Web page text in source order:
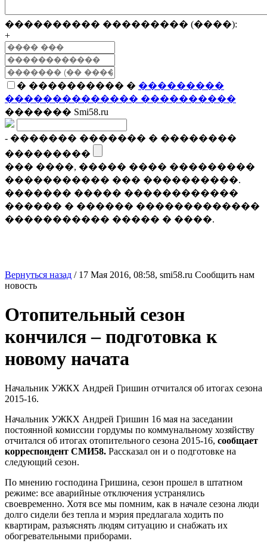
���������� ��������� (����):
+
� ���������� � ���������
�������������� ����������
������� Smi58.ru
- ������� ������� � ��������
���������
��� ����, ����� ���� ���������
����������� ��� ����������.
������� ����� ������������
������ � ������ �������������
����������� ����� � ����.
Вернуться назад / 17 Мая 2016, 08:58, smi58.ru Сообщить нам
новость
Отопительный сезон
кончился – подготовка к
новому начата
Начальник УЖКХ Андрей Гришин отчитался об итогах сезона
2015-16.
Начальник УЖКХ Андрей Гришин 16 мая на заседании
постоянной комиссии гордумы по коммунальному хозяйству
отчитался об итогах отопительного сезона 2015-16, сообщает
корреспондент СМИ58. Рассказал он и о подготовке на
следующий сезон.
По мнению господина Гришина, сезон прошел в штатном
режиме: все аварийные отключения устранялись
своевременно. Хотя все мы помним, как в начале сезона люди
долго сидели без тепла и мэрия предлагала ходить по
квартирам, разъяснять людям ситуацию и снабжать их
обогревательными приборами.